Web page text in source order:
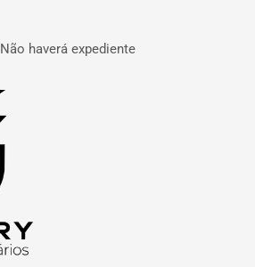
Não haverá expediente